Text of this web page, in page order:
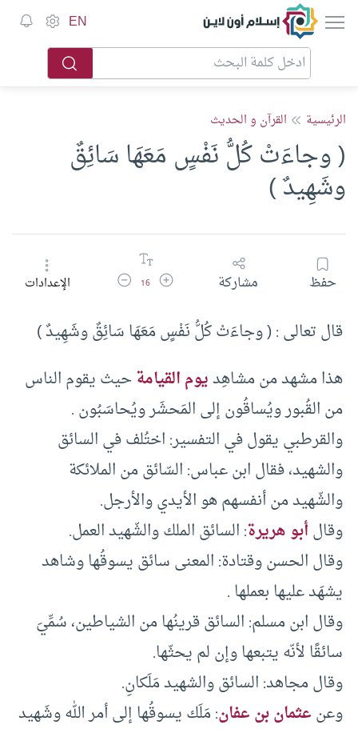
إسلام أون لاين EN
الرئيسية القرآن و الحديث
( وجاءَتْ كُلُّ نَفْسٍ مَعَهَا سَائِقٌ
وشَهِيدٌ )
حفظ مشاركة زيادة حجم الخط
16 تقليل حجم الخطالإعدادات
قال تعالى : ( وجاءَتْ كُلُّ نَفْسٍ مَعَهَا سَائِقٌ وشَهِيدٌ )
هذا مشهد من مشاهِديوم القيامةحيث يقوم الناس
من القُبور ويُساقُون إلى المَحشَر ويُحاسَبُون .
والقرطبي يقول في التفسير: اختُلف في السائق
والشهيد، فقال ابن عباس: السّائق من الملائكة
والشّهيد من أنفسهم هو الأيدي والأرجل.
وقالأبو هريرة: السائق الملك والشّهيد العمل.
وقال الحسن وقتادة: المعنى سائق يسوقُها وشاهد
يشهَد عليها بعملها .
وقال ابن مسلم: السائق قرينُها من الشياطين، سُمِّيَ
سائقًا لأنّه يتبعها وإن لم يحثّها.
وقال مجاهد: السائق والشهيد مَلَكانِ.
وعنعثمان بن عفان: مَلَك يسوقُها إلى أمر الله وشَهيد